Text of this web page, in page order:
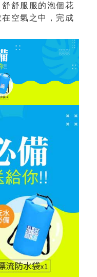
舒服服的泡個花
空氣之中，完成